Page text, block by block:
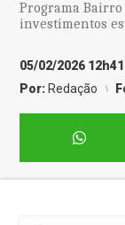
Programa Bairro
investimentos
05/02/2026 12h41
Por: Redação